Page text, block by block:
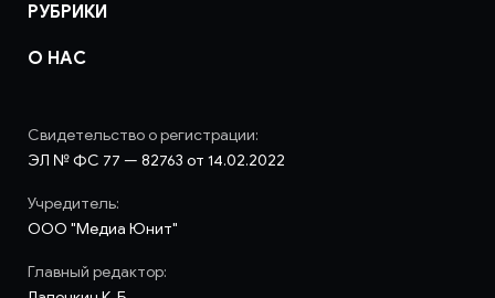
РУБРИКИ
О НАС
Свидетельство о регистрации:
ЭЛ № ФС 77 — 82763 от 14.02.2022
Учредитель:
ООО "Медиа Юнит"
Главный редактор: